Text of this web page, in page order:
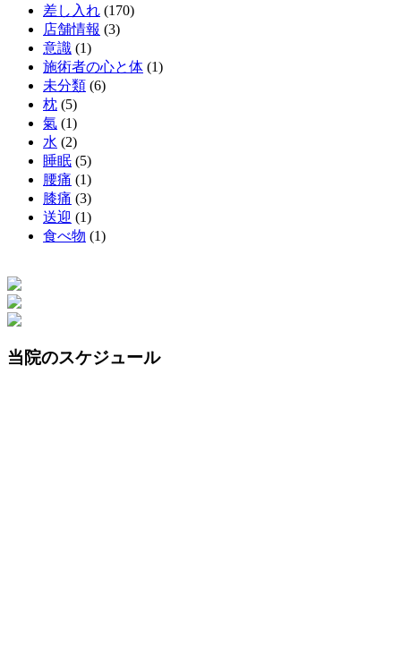
差し入れ (170)
店舗情報 (3)
意識 (1)
施術者の心と体 (1)
未分類 (6)
枕 (5)
氣 (1)
水 (2)
睡眠 (5)
腰痛 (1)
膝痛 (3)
送迎 (1)
食べ物 (1)
当院のスケジュール